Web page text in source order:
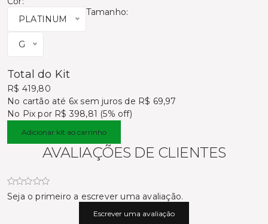
PLATINUM
Tamanho:
G
Total do Kit
R$ 419,80
No cartão até 6x sem juros de R$ 69,97
No Pix por R$ 398,81 (5% off)
Adicionar kit ao carrinho
AVALIAÇÕES DE CLIENTES
Seja o primeiro a escrever uma avaliação.
Escrever uma avaliação